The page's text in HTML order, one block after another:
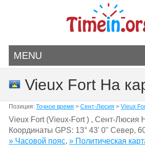
MENU
Vieux Fort На
Позиция: Точное время > Сент-Люсия > Vieux
Vieux Fort (Vieux-Fort ) , Сент-Люсия
Координаты GPS: 13° 43' 0" Север,
» Часовой пояс, » Политическая